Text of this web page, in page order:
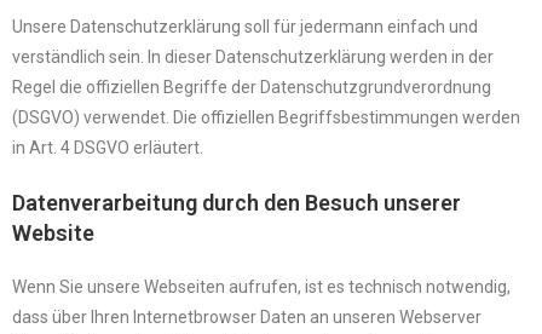
Unsere Datenschutzerklärung soll für jedermann einfach und
verständlich sein. In dieser Datenschutzerklärung werden in der
Regel die offiziellen Begriffe der Datenschutzgrundverordnung
(DSGVO) verwendet. Die offiziellen Begriffsbestimmungen werden
in Art. 4 DSGVO erläutert.
Datenverarbeitung durch den Besuch unserer
Website
Wenn Sie unsere Webseiten aufrufen, ist es technisch notwendig,
dass über Ihren Internetbrowser Daten an unseren Webserver